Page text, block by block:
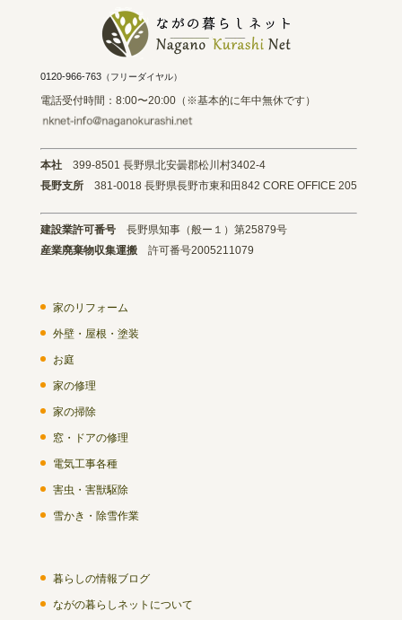
0120-966-763（フリーダイヤル）
電話受付時間：8:00〜20:00（※基本的に年中無休です）
本社 399-8501 長野県北安曇郡松川村3402-4
長野支所 381-0018 長野県長野市東和田842 CORE OFFICE 205
建設業許可番号 長野県知事（般ー１）第25879号
産業廃棄物収集運搬 許可番号2005211079
家のリフォーム
外壁・屋根・塗装
お庭
家の修理
家の掃除
窓・ドアの修理
電気工事各種
害虫・害獣駆除
雪かき・除雪作業
暮らしの情報ブログ
ながの暮らしネットについて